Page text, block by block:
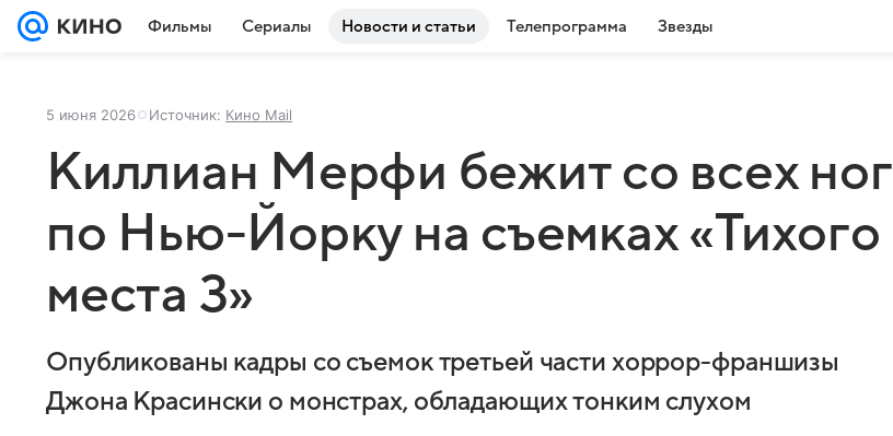
Фильмы Сериалы Новости и статьи Телепрограмма Звезды
5 июня 2026 Источник: Кино Mail
Киллиан Мерфи бежит со всех ног
по Нью-Йорку на съемках «Тихого
места 3»
Опубликованы кадры со съемок третьей части хоррор-франшизы
Джона Красински о монстрах, обладающих тонким слухом